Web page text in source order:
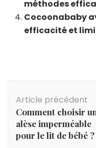
méthodes
Cocoonababy
efficacité et
d'article
Article précédent
Comment choisir
alèse imperméable
pour le lit de bébé ?